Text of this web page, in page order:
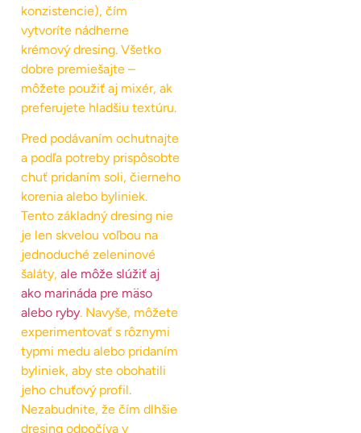
konzistencie), čím
vytvoríte nádherne
krémový dresing. Všetko
dobre premiešajte –
môžete použiť aj mixér, ak
preferujete hladšiu textúru.
Pred podávaním ochutnajte
a podľa potreby prispôsobte
chuť pridaním soli, čierneho
korenia alebo byliniek.
Tento základný dresing nie
je len skvelou voľbou na
jednoduché zeleninové
šaláty, ale môže slúžiť aj
ako marináda pre mäso
alebo ryby. Navyše, môžete
experimentovať s rôznymi
typmi medu alebo pridaním
byliniek, aby ste obohatili
jeho chuťový profil.
Nezabudnite, že čím dlhšie
dresing odpočíva v